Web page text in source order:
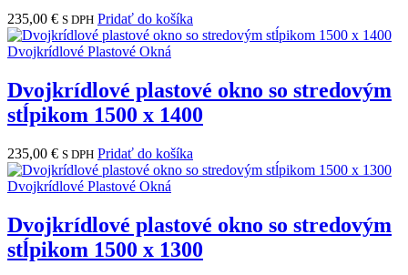
235,00 € S DPH Pridať do košíka
Dvojkrídlové Plastové Okná
Dvojkrídlové plastové okno so stredovým
stĺpikom 1500 x 1400
235,00 € S DPH Pridať do košíka
Dvojkrídlové Plastové Okná
Dvojkrídlové plastové okno so stredovým
stĺpikom 1500 x 1300